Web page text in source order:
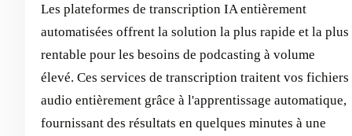
Les plateformes de transcription IA entièrement
automatisées offrent la solution la plus rapide et la plus
rentable pour les besoins de podcasting à volume
élevé. Ces services de transcription traitent vos fichiers
audio entièrement grâce à l'apprentissage automatique,
fournissant des résultats en quelques minutes à une